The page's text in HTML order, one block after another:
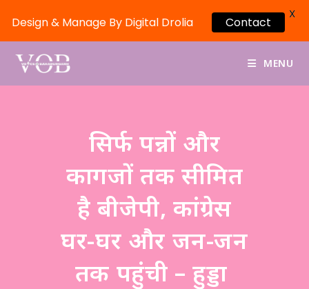
MENU
सिर्फ पन्नों और
कागजों तक सीमित
है बीजेपी, कांग्रेस
घर-घर और जन-जन
तक पहुंची – हुड्डा
Design & Manage By Digital Drolia Contact
X